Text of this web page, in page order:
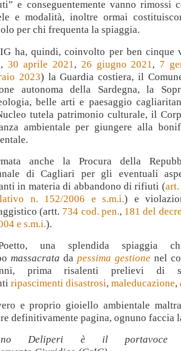
e conseguentemente vanno rimossi
e modalità, inoltre ormai
per chi frequenta la spiaggia.
ha, quindi, coinvolto per ben cinque
, 30 aprile 2021 , 26 giugno 2021 , 7
2023) la Guardia costiera, il
autonoma della Sardegna, la
belle arti e paesaggio
tutela patrimonio culturale, il
ambientale per giungere alla
anche la Procura della
di Cagliari per gli eventuali
in materia di abbandono di rifiuti (
n. 152/2006 e s.m.i.) e
(artt. 734 cod. pen., 181 del
e s.m.i.).
una splendida spiaggia
massacrata da pessima gestione nel
prima risalenti prelievi di
ripascimenti disastrosi, maleducazione,
e proprio gioiello ambientale
definitivamente pagina, ognuno faccia
Deliperi è il portavoce